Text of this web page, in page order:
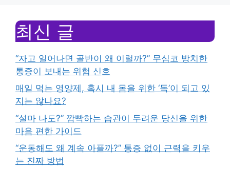
최신 글
“자고 일어나면 골반이 왜 이럴까?” 무심코 방치한
통증이 보내는 위험 신호
매일 먹는 영양제, 혹시 내 몸을 위한 ‘독’이 되고 있
지는 않나요?
“설마 나도?” 깜빡하는 습관이 두려운 당신을 위한
마음 편한 가이드
“운동해도 왜 계속 아플까?” 통증 없이 근력을 키우
는 진짜 방법